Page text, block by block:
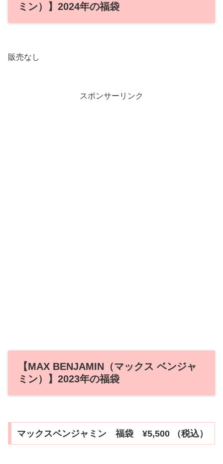
ミン）】2024年の福袋
販売なし
スポンサーリンク
【MAX BENJAMIN（マックス ベンジャ
ミン）】2023年の福袋
マックスベンジャミン 福袋 ¥5,500 （税込）